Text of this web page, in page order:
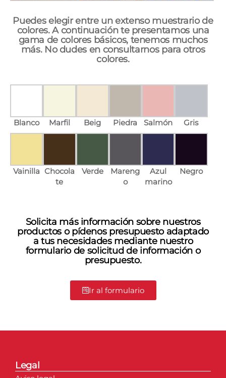
Puedes elegir entre un extenso muestrario de
colores. A continuación te presentamos una
gama de colores básicos, tenemos muchos
más. No dudes en consultarnos para otros
colores.
Blanco Marfil Beig Piedra Salmón Gris
Vainilla Chocola
te
Verde
Mareng
o
Azul
marino
Negro
Solicita más información sobre nuestros
productos o pídenos presupuesto adaptado
a tus necesidades mediante nuestro
formulario de solicitud de información o
presupuesto.
Ir al formulario
Legal